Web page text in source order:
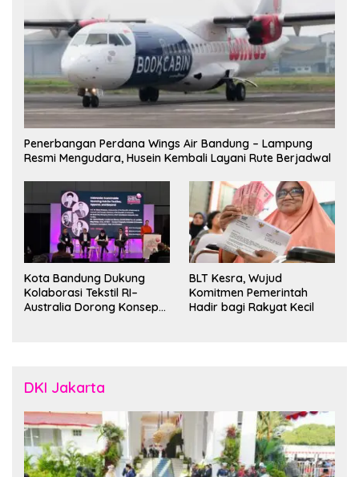
Penerbangan Perdana Wings Air Bandung – Lampung
Resmi Mengudara, Husein Kembali Layani Rute Berjadwal
Kota Bandung Dukung
Kolaborasi Tekstil RI–
Australia Dorong Konsep
BLT Kesra, Wujud
Komitmen Pemerintah
Hadir bagi Rakyat Kecil
DKI Jakarta